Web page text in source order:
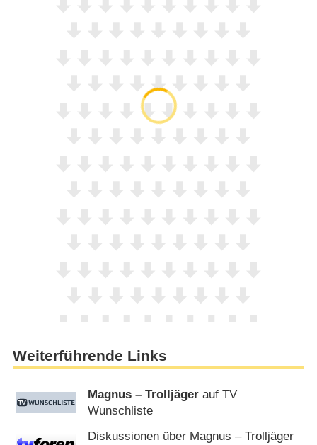
Weiterführende Links
Magnus – Trolljäger auf TV
Wunschliste
Diskussionen über Magnus – Trolljäger